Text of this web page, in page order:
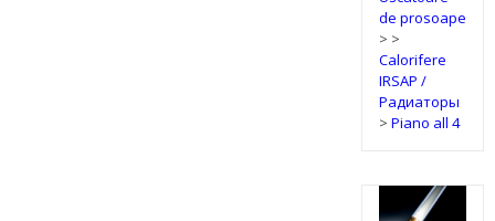
de prosoape
> >
Calorifere
IRSAP /
Радиаторы
> Piano all 4